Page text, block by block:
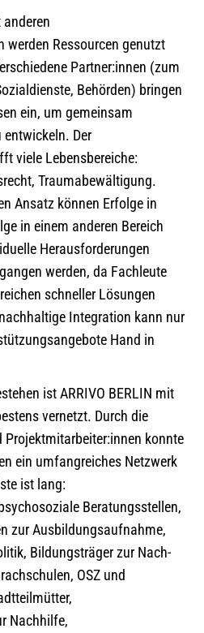
werden Ressourcen genutzt
Partner:innen (zum
Behörden) bringen
ein, um gemeinsam
Der
viele Lebensbereiche:
Traumabewältigung.
Ansatz können Erfolge in
in einem anderen Bereich
Herausforderungen
werden, da Fachleute
schneller Lösungen
Integration kann nur
Hand in
ist ARRIVO BERLIN mit
vernetzt. Durch die
Projektmitarbeiter:innen konnte
ein umfangreiches Netzwerk
ist lang:
Beratungsstellen,
zur Ausbildungsaufnahme,
Bildungsträger zur Nach-
OSZ und
Nachhilfe,